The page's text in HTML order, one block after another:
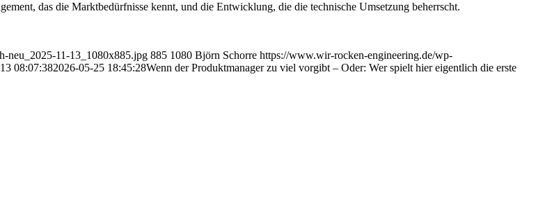
das die Marktbedürfnisse kennt, und die Entwicklung, die die technische Umsetzung beherrscht.
neu_2025-11-13_1080x885.jpg 885 1080 Björn Schorre https://www.wir-rocken-engineering.de/wp-
08:07:382026-05-25 18:45:28Wenn der Produktmanager zu viel vorgibt – Oder: Wer spielt hier eigentlich die erste